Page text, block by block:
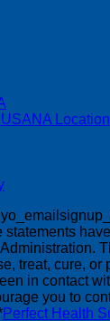
Location
statements
treat, cure, or
in contact
you to
Perfect Health